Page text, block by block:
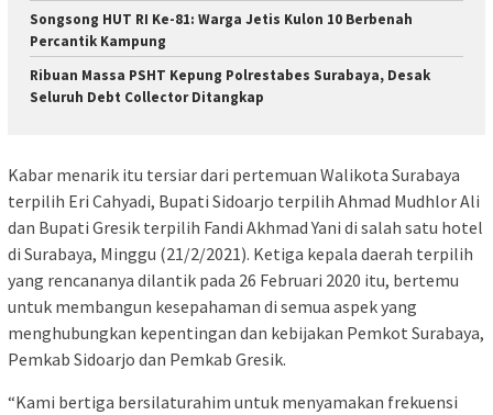
Songsong HUT RI Ke-81: Warga Jetis Kulon 10 Berbenah
Percantik Kampung
Ribuan Massa PSHT Kepung Polrestabes Surabaya, Desak
Seluruh Debt Collector Ditangkap
Kabar menarik itu tersiar dari pertemuan Walikota Surabaya
terpilih Eri Cahyadi, Bupati Sidoarjo terpilih Ahmad Mudhlor Ali
dan Bupati Gresik terpilih Fandi Akhmad Yani di salah satu hotel
di Surabaya, Minggu (21/2/2021). Ketiga kepala daerah terpilih
yang rencananya dilantik pada 26 Februari 2020 itu, bertemu
untuk membangun kesepahaman di semua aspek yang
menghubungkan kepentingan dan kebijakan Pemkot Surabaya,
Pemkab Sidoarjo dan Pemkab Gresik.
“Kami bertiga bersilaturahim untuk menyamakan frekuensi